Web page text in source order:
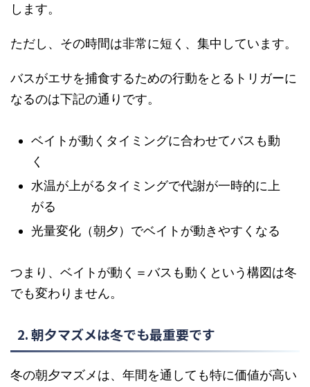
します。
ただし、その時間は非常に短く、集中しています。
バスがエサを捕食するための行動をとるトリガーに
なるのは下記の通りです。
ベイトが動くタイミングに合わせてバスも動
く
水温が上がるタイミングで代謝が一時的に上
がる
光量変化（朝夕）でベイトが動きやすくなる
つまり、ベイトが動く＝バスも動くという構図は冬
でも変わりません。
2. 朝夕マズメは冬でも最重要です
冬の朝夕マズメは、年間を通しても特に価値が高い